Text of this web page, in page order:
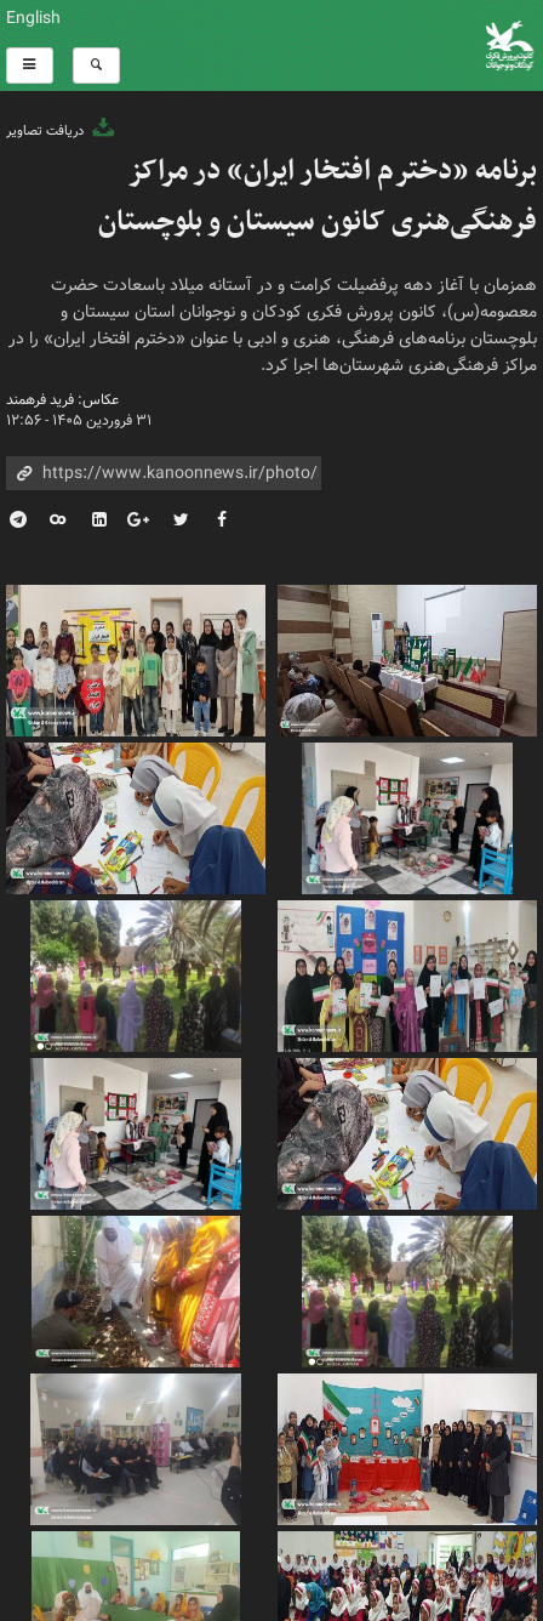
English
دریافت تصاویر
برنامه «دخترم افتخار ایران» در مراکز
فرهنگی‌هنری کانون سیستان و بلوچستان
همزمان با آغاز دهه پرفضیلت کرامت و در آستانه میلاد باسعادت حضرت
معصومه(س)، کانون پرورش فکری کودکان و نوجوانان استان سیستان و
بلوچستان برنامه‌های فرهنگی، هنری و ادبی با عنوان «دخترم افتخار ایران» را در
مراکز فرهنگی‌هنری شهرستان‌ها اجرا کرد.
عکاس: فرید فرهمند
۳۱ فروردین ۱۴۰۵ - ۱۲:۵۶